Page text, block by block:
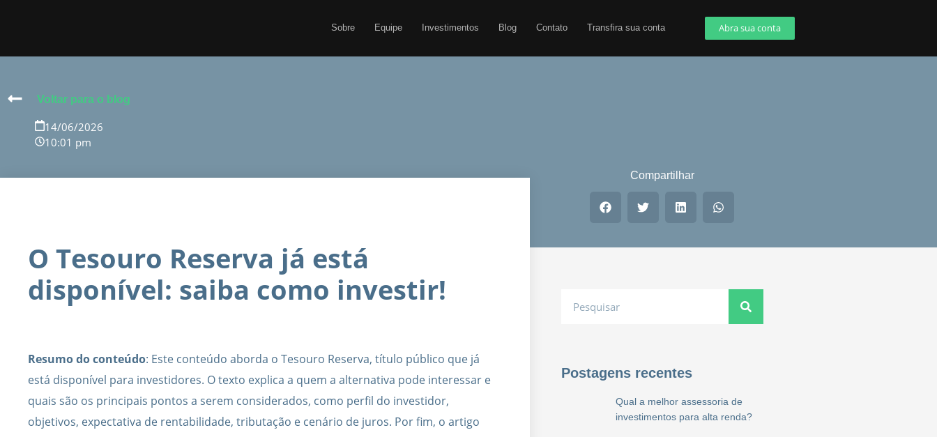
Sobre Equipe Investimentos Blog Contato Transfira sua conta Abra sua conta
Voltar para o blog
14/06/2026
10:01 pm
O Tesouro Reserva já está
disponível: saiba como investir!
Resumo do conteúdo: Este conteúdo aborda o Tesouro Reserva, título público que já
está disponível para investidores. O texto explica a quem a alternativa pode interessar e
quais são os principais pontos a serem considerados, como perfil do investidor,
objetivos, expectativa de rentabilidade, tributação e cenário de juros. Por fim, o artigo
Compartilhar
Postagens recentes
Qual a melhor assessoria de
investimentos para alta renda?